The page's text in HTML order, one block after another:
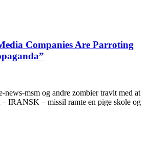
Companies Are Parroting
news-msm og andre zombier travlt med at
– IRANSK – missil ramte en pige skole og